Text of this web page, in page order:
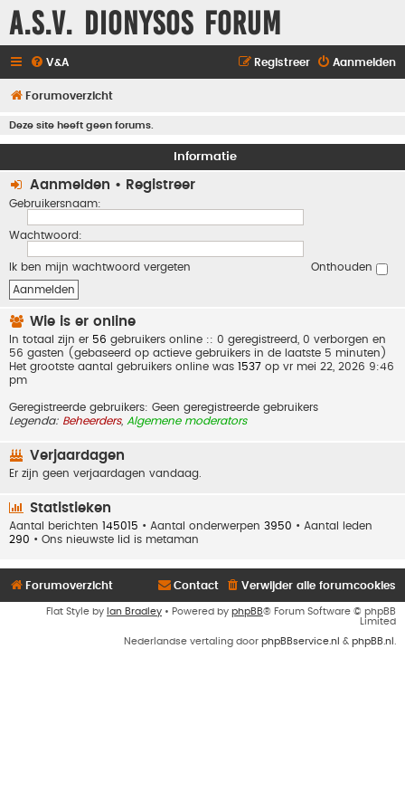
A.S.V. Dionysos Forum
V&A Aanmelden
Registreer
Forumoverzicht
Deze site heeft geen forums.
Informatie
Aanmelden • Registreer
Gebruikersnaam:
Wachtwoord:
Ik ben mijn wachtwoord vergeten Onthouden
Wie is er online
In totaal zijn er 56 gebruikers online :: 0 geregistreerd, 0 verborgen en
56 gasten (gebaseerd op actieve gebruikers in de laatste 5 minuten)
Het grootste aantal gebruikers online was 1537 op vr mei 22, 2026 9:46
pm
Geregistreerde gebruikers: Geen geregistreerde gebruikers
Legenda: Beheerders, Algemene moderators
Verjaardagen
Er zijn geen verjaardagen vandaag.
Statistieken
Aantal berichten 145015 • Aantal onderwerpen 3950 • Aantal leden
290 • Ons nieuwste lid is metaman
Forumoverzicht Verwijder alle forumcookies
Contact
Flat Style by Ian Bradley • Powered by phpBB® Forum Software © phpBB
Limited
Nederlandse vertaling door phpBBservice.nl & phpBB.nl